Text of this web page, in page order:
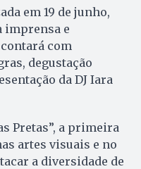
em 19 de junho,
imprensa e
com
degustação
da DJ Iara
Pretas”, a primeira
artes visuais e no
a diversidade de